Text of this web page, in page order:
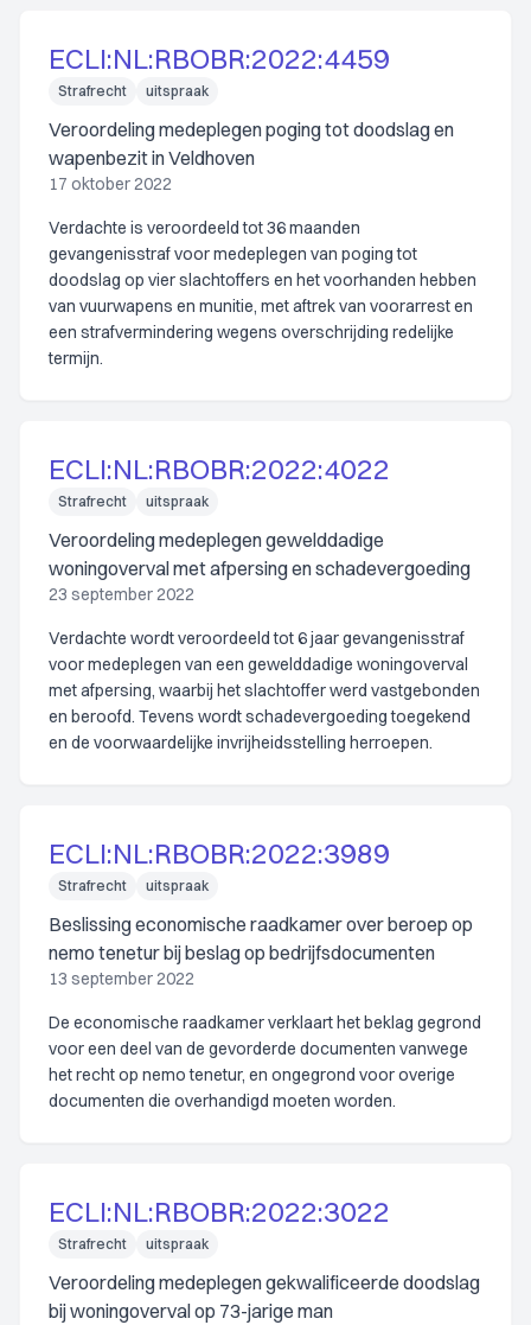
ECLI:NL:RBOBR:2022:4459
Strafrecht uitspraak
Veroordeling medeplegen poging tot doodslag en
wapenbezit in Veldhoven
17 oktober 2022
Verdachte is veroordeeld tot 36 maanden
gevangenisstraf voor medeplegen van poging tot
doodslag op vier slachtoffers en het voorhanden hebben
van vuurwapens en munitie, met aftrek van voorarrest en
een strafvermindering wegens overschrijding redelijke
termijn.
ECLI:NL:RBOBR:2022:4022
Strafrecht uitspraak
Veroordeling medeplegen gewelddadige
woningoverval met afpersing en schadevergoeding
23 september 2022
Verdachte wordt veroordeeld tot 6 jaar gevangenisstraf
voor medeplegen van een gewelddadige woningoverval
met afpersing, waarbij het slachtoffer werd vastgebonden
en beroofd. Tevens wordt schadevergoeding toegekend
en de voorwaardelijke invrijheidsstelling herroepen.
ECLI:NL:RBOBR:2022:3989
Strafrecht uitspraak
Beslissing economische raadkamer over beroep op
nemo tenetur bij beslag op bedrijfsdocumenten
13 september 2022
De economische raadkamer verklaart het beklag gegrond
voor een deel van de gevorderde documenten vanwege
het recht op nemo tenetur, en ongegrond voor overige
documenten die overhandigd moeten worden.
ECLI:NL:RBOBR:2022:3022
Strafrecht uitspraak
Veroordeling medeplegen gekwalificeerde doodslag
bij woningoverval op 73-jarige man